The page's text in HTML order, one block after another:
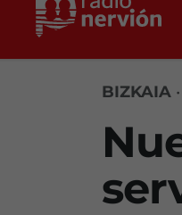
BIZKAIA •